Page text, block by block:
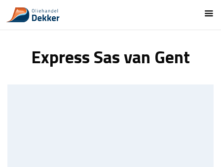
Express Sas van Gent